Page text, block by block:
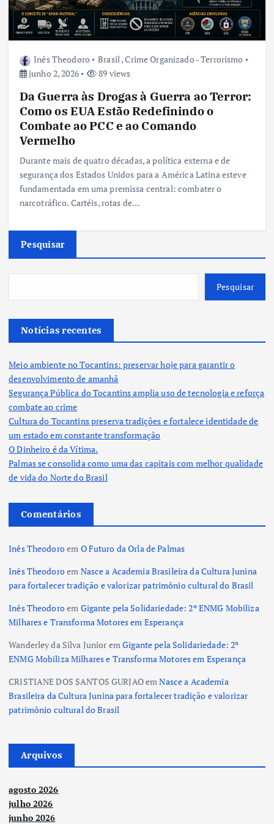
Inês Theodoro Brasil,Crime Organizado - Terrorismo
junho 2, 2026
89 views
Da Guerra às Drogas à Guerra ao Terror:
Como os EUA Estão Redefinindo o
Combate ao PCC e ao Comando
Vermelho
Durante mais de quatro décadas, a política externa e de
segurança dos Estados Unidos para a América Latina esteve
fundamentada em uma premissa central: combater o
narcotráfico. Cartéis, rotas de…
Pesquisar
Pesquisar
Notícias recentes
Meio ambiente no Tocantins: preservar hoje para garantir o
desenvolvimento de amanhã
Segurança Pública do Tocantins amplia uso de tecnologia e reforça
combate ao crime
Cultura do Tocantins preserva tradições e fortalece identidade de
um estado em constante transformação
O Dinheiro é da Vítima.
Palmas se consolida como uma das capitais com melhor qualidade
de vida do Norte do Brasil
Comentários
Inês Theodoroem O Futuro da Orla de Palmas
Inês Theodoroem Nasce a Academia Brasileira da Cultura Junina
para fortalecer tradição e valorizar patrimônio cultural do Brasil
Inês Theodoroem Gigante pela Solidariedade: 2º ENMG Mobiliza
Milhares e Transforma Motores em Esperança
Wanderley da Silva JunioremGigante pela Solidariedade: 2º
ENMG Mobiliza Milhares e Transforma Motores em Esperança
CRISTIANE DOS SANTOS GURJAOemNasce a Academia
Brasileira da Cultura Junina para fortalecer tradição e valorizar
patrimônio cultural do Brasil
Arquivos
agosto 2026
julho 2026
junho 2026